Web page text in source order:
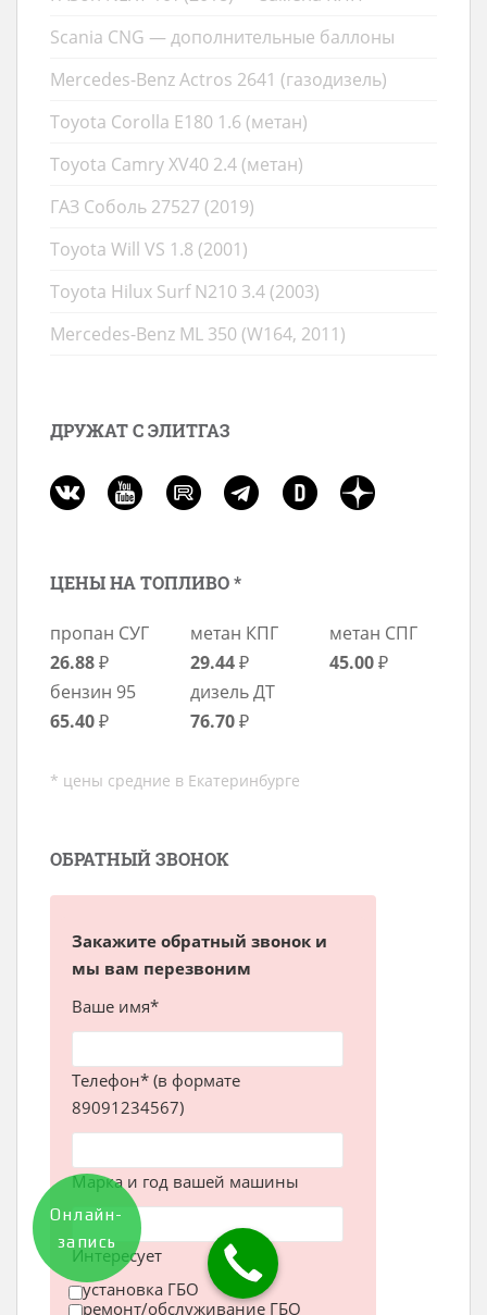
Scania CNG — дополнительные баллоны
Mercedes-Benz Actros 2641 (газодизель)
Toyota Corolla E180 1.6 (метан)
Toyota Camry XV40 2.4 (метан)
ГАЗ Соболь 27527 (2019)
Toyota Will VS 1.8 (2001)
Toyota Hilux Surf N210 3.4 (2003)
Mercedes-Benz ML 350 (W164, 2011)
ДРУЖАТ С ЭЛИТГАЗ
ЦЕНЫ НА ТОПЛИВО *
пропан СУГ
26.88₽
метан КПГ
29.44₽
метан СПГ
45.00₽
бензин 95
65.40₽
дизель ДТ
76.70₽
* цены средние в Екатеринбурге
ОБРАТНЫЙ ЗВОНОК
Закажите обратный звонок и
мы вам перезвоним
Ваше имя*
Телефон* (в формате
89091234567)
Марка и год вашей машины
Интересует
установка ГБО
ремонт/обслуживание ГБО
Онлайн-
запись